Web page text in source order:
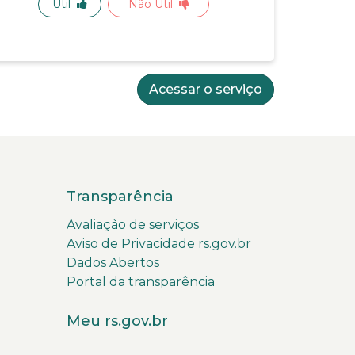
Útil Não Útil
Acessar o serviço
Transparência
Avaliação de serviços
Aviso de Privacidade rs.gov.br
Dados Abertos
Portal da transparência
Meu rs.gov.br